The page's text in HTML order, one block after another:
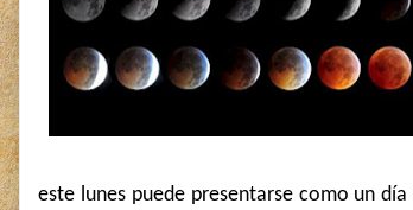
este lunes puede presentarse como un